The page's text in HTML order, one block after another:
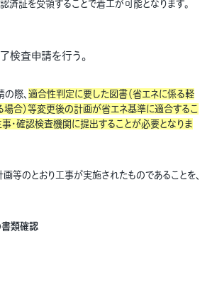
済証を受領することで着工が可能となります。
検査申請を行う。
際、 適合性判定に要した図書（省エネに係る軽
合）等変更後の計画が省エネ基準に適合するこ
・確認検査機関に提出することが必要となりま
等のとおり工事が実施されたものであることを、
類確認